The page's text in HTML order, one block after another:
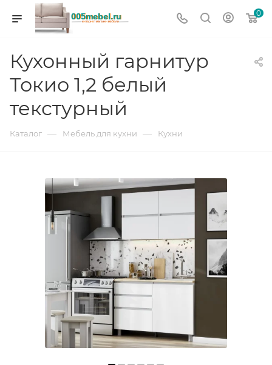
0
Кухонный гарнитур
Токио 1,2 белый
текстурный
Каталог — Мебель для кухни — Кухни